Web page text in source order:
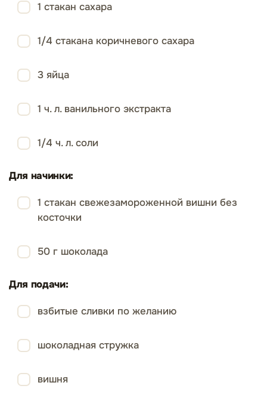
1 стакан сахара
1/4 стакана коричневого сахара
3 яйца
1 ч. л. ванильного экстракта
1/4 ч. л. соли
Для начинки:
1 стакан свежезамороженной вишни без
косточки
50 г шоколада
Для подачи:
взбитые сливки по желанию
шоколадная стружка
вишня